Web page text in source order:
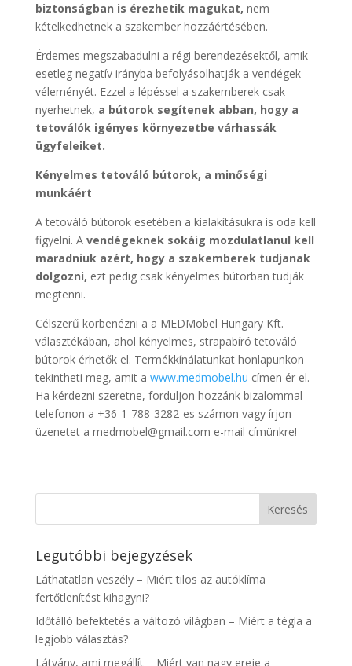
biztonságban is érezhetik magukat, nem
kételkedhetnek a szakember hozzáértésében.
Érdemes megszabadulni a régi berendezésektől, amik
esetleg negatív irányba befolyásolhatják a vendégek
véleményét. Ezzel a lépéssel a szakemberek csak
nyerhetnek, a bútorok segítenek abban, hogy a
tetoválók igényes környezetbe várhassák
ügyfeleiket.
Kényelmes tetováló bútorok, a minőségi
munkáért
A tetováló bútorok esetében a kialakításukra is oda kell
figyelni. A vendégeknek sokáig mozdulatlanul kell
maradniuk azért, hogy a szakemberek tudjanak
dolgozni, ezt pedig csak kényelmes bútorban tudják
megtenni.
Célszerű körbenézni a a MEDMöbel Hungary Kft.
választékában, ahol kényelmes, strapabíró tetováló
bútorok érhetők el. Termékkínálatunkat honlapunkon
tekintheti meg, amit a www.medmobel.hu címen ér el.
Ha kérdezni szeretne, forduljon hozzánk bizalommal
telefonon a +36-1-788-3282-es számon vagy írjon
üzenetet a medmobel@gmail.com e-mail címünkre!
Legutóbbi bejegyzések
Láthatatlan veszély – Miért tilos az autóklíma
fertőtlenítést kihagyni?
Időtálló befektetés a változó világban – Miért a tégla a
legjobb választás?
Látvány, ami megállít – Miért van nagy ereje a